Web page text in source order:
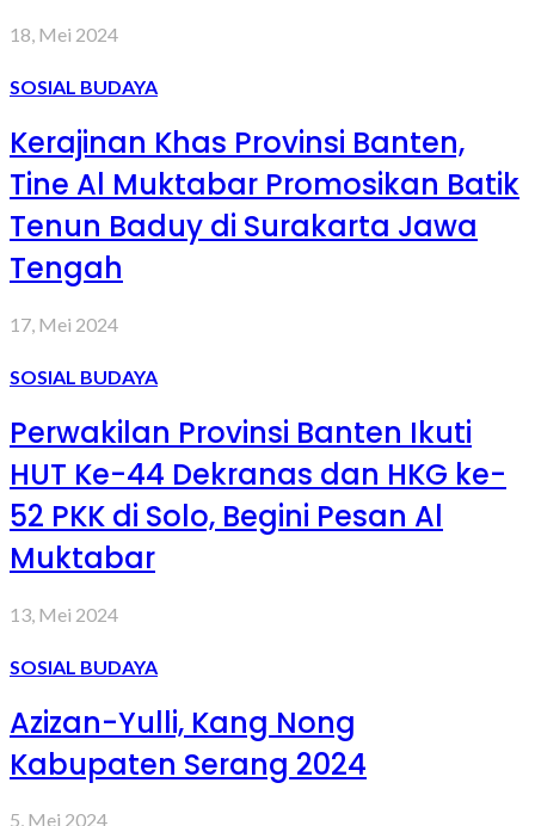
18, Mei 2024
SOSIAL BUDAYA
Kerajinan Khas Provinsi Banten,
Tine Al Muktabar Promosikan Batik
Tenun Baduy di Surakarta Jawa
Tengah
17, Mei 2024
SOSIAL BUDAYA
Perwakilan Provinsi Banten Ikuti
HUT Ke-44 Dekranas dan HKG ke-
52 PKK di Solo, Begini Pesan Al
Muktabar
13, Mei 2024
SOSIAL BUDAYA
Azizan-Yulli, Kang Nong
Kabupaten Serang 2024
5, Mei 2024